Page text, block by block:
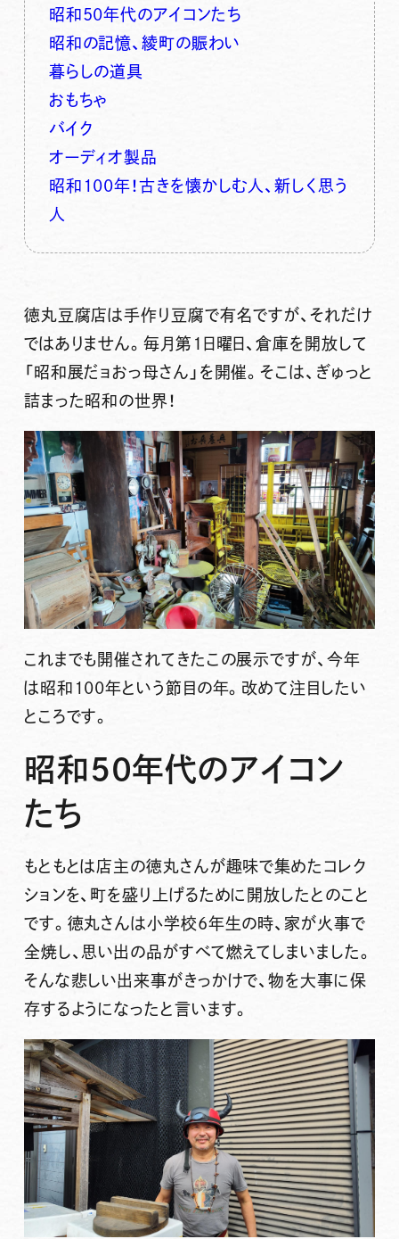
昭和50年代のアイコンたち
昭和の記憶、綾町の賑わい
暮らしの道具
おもちゃ
バイク
オーディオ製品
昭和100年！古きを懐かしむ人、新しく思う
人
徳丸豆腐店は手作り豆腐で有名ですが、それだけ
ではありません。毎月第１日曜日 、倉庫を開放して
「昭和展だョおっ母さん」 を開催。そこは、ぎゅっと
詰まった昭和の世界！
これまでも開催されてきたこの展示ですが、今年
は昭和100年という節目の年。改めて注目したい
ところです。
昭和50年代のアイコン
たち
もともとは店主の徳丸さんが趣味で集めたコレク
ションを、町を盛り上げるために開放したとのこと
です。徳丸さんは小学校6年生の時、家が火事で
全焼し、思い出の品がすべて燃えてしまいました。
そんな悲しい出来事がきっかけで、物を大事に保
存するようになったと言います。